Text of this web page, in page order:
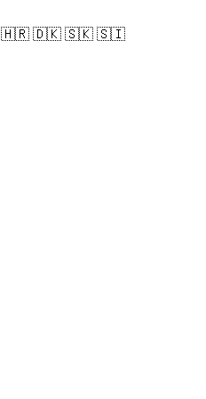
🇩🇰 🇸🇰 🇸🇮